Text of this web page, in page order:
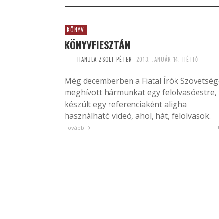
KÖNYV
KÖNYVFIESZTÁN
HANULA ZSOLT PÉTER 2013. JANUÁR 14. HÉTFŐ
Még decemberben a Fiatal Írók
meghívott hármunkat egy felolvasóestre,
készült egy referenciaként aligha
használható videó, ahol, hát, felolvasok.
Tovább